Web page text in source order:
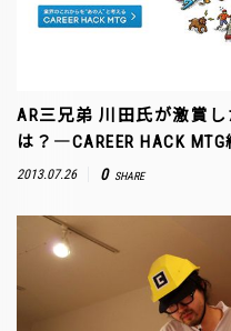
AR三兄弟 川田氏が激賞
は？―CAREER HACK
2013.07.26 0 SHARE